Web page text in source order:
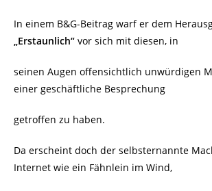
In einem B&G-Beitrag warf er dem
„Erstaunlich“ vor sich mit diesen, in
seinen Augen offensichtlich unwürdigen
einer geschäftliche Besprechung
getroffen zu haben.
Da erscheint doch der selbsternannte
Internet wie ein Fähnlein im Wind,